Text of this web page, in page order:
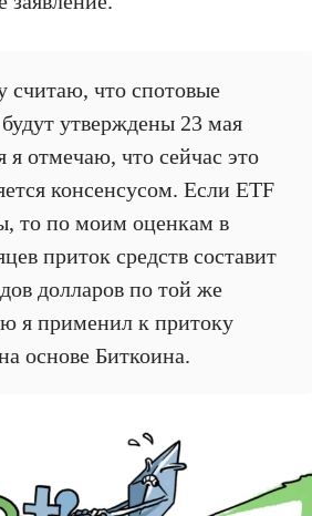
считаю, что спотовые
утверждены 23 мая
я отмечаю, что сейчас это
консенсусом. Если ETF
то по моим оценкам в
приток средств составит
долларов по той же
я применил к притоку
основе Биткоина.